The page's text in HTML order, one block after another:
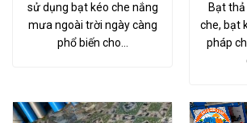
sử dụng bạt kéo che nắng
mưa ngoài trời ngày càng
phổ biến cho…
Bạt
che, bạt
pháp